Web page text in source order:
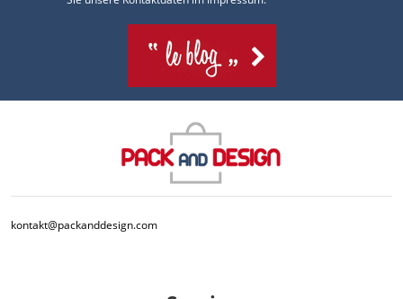
kontakt@packanddesign.com